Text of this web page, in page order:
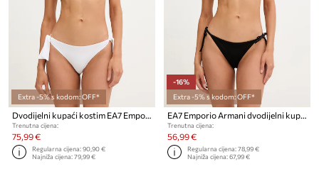
Extra -5% s kodom: OFF*
Dvodijelni kupaći kostim EA7 Emporio Armani
Trenutna cijena:
75,99 €
Regularna cijena:90,90 €
Najniža cijena:79,99 €
-16%
Extra -5% s kodom: OFF*
EA7 Emporio Armani dvodijelni kupaći kostim za žene
Trenutna cijena:
56,99 €
Regularna cijena:78,99 €
Najniža cijena:67,99 €